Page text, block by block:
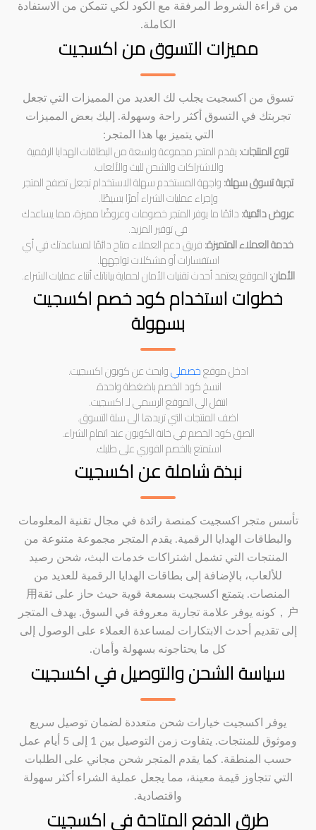
من قراءة الشروط المرفقة مع الكود لكي تتمكن من الاستفادة
الكاملة.
مميزات التسوق من اكسجيت
تسوق من اكسجيت يجلب لك العديد من المميزات التي تجعل
تجربتك في التسوق أكثر راحة وسهولة. إليك بعض المميزات
التي يتميز بها هذا المتجر:
تنوع المنتجات:يقدم المتجر مجموعة واسعة من البطاقات الهدايا الرقمية
والاشتراكات والشحن للبث والألعاب.
تجربة تسوق سهلة:واجهة المستخدم سهلة الاستخدام تجعل تصفح المتجر
وإجراء عمليات الشراء أمرًا بسيطًا.
عروض دائمية:دائمًا ما يوفر المتجر خصومات وعروضًا مميزة، مما يساعدك
في توفير المزيد.
خدمة العملاء المتميزة:فريق دعم العملاء متاح دائمًا لمساعدتك في أي
استفسارات أو مشكلات تواجهها.
الأمان:الموقع يعتمد أحدث تقنيات الأمان لحماية بياناتك أثناء عمليات الشراء.
خطوات استخدام كود خصم اكسجيت
بسهولة
ادخل موقعخصمليوابحث عن كوبون اكسجيت.
انسخ كود الخصم باضغطة واحدة.
انتقل الى الموقع الرسمي لـ اكسجيت.
اضف المنتجات التي تريدها الى سلة التسوق.
الصق كود الخصم في خانة الكوبون عند اتمام الشراء.
استمتع بالخصم الفوري على طلبك.
نبذة شاملة عن اكسجيت
تأسس متجر اكسجيت كمنصة رائدة في مجال تقنية المعلومات
والبطاقات الهدايا الرقمية. يقدم المتجر مجموعة متنوعة من
المنتجات التي تشمل اشتراكات خدمات البث، شحن رصيد
للألعاب، بالإضافة إلى بطاقات الهدايا الرقمية للعديد من
المنصات. يتمتع اكسجيت بسمعة قوية حيث حاز على ثقة用
户，كونه يوفر علامة تجارية معروفة في السوق. يهدف المتجر
إلى تقديم أحدث الابتكارات لمساعدة العملاء على الوصول إلى
كل ما يحتاجونه بسهولة وأمان.
سياسة الشحن والتوصيل في اكسجيت
يوفر اكسجيت خيارات شحن متعددة لضمان توصيل سريع
وموثوق للمنتجات. يتفاوت زمن التوصيل بين 1 إلى 5 أيام عمل
حسب المنطقة. كما يقدم المتجر شحن مجاني على الطلبات
التي تتجاوز قيمة معينة، مما يجعل عملية الشراء أكثر سهولة
واقتصادية.
طرق الدفع المتاحة في اكسجيت